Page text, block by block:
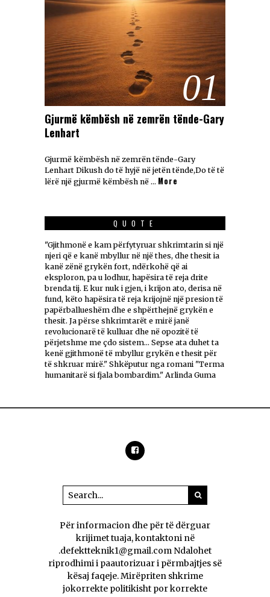
01
Gjurmë këmbësh në zemrën tënde-Gary
Lenhart
Gjurmë këmbësh në zemrën tënde-Gary
Lenhart Dikush do të hyjë në jetën tënde,Do të të
lërë një gjurmë këmbësh në … More
QUOTE
"Gjithmonë e kam përfytyruar shkrimtarin si një
njeri që e kanë mbyllur në një thes, dhe thesit ia
kanë zënë grykën fort, ndërkohë që ai
eksploron, pa u lodhur, hapësira të reja drite
brenda tij. E kur nuk i gjen, i krijon ato, derisa në
fund, këto hapësira të reja krijojnë një presion të
papërballueshëm dhe e shpërthejnë grykën e
thesit. Ja përse shkrimtarët e mirë janë
revolucionarë të kulluar dhe në opozitë të
përjetshme me çdo sistem... Sepse ata duhet ta
kenë gjithmonë të mbyllur grykën e thesit për
të shkruar mirë." Shkëputur nga romani "Terma
humanitarë si fjala bombardim." Arlinda Guma
Për informacion dhe për të dërguar
krijimet tuaja, kontaktoni në
.defektteknik1@gmail.com Ndalohet
riprodhimi i paautorizuar i përmbajtjes së
kësaj faqeje. Mirëpriten shkrime
jokorrekte politikisht por korrekte